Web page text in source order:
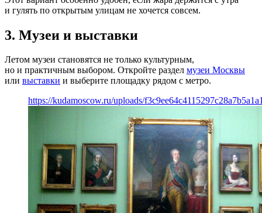
и гулять по открытым улицам не хочется совсем.
3. Музеи и выставки
Летом музеи становятся не только культурным,
но и практичным выбором. Откройте раздел музеи Москвы
или выставки и выберите площадку рядом с метро.
https://kudamoscow.ru/uploads/